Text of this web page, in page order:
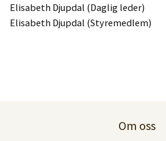
Elisabeth Djupdal (Daglig leder)
Elisabeth Djupdal (Styremedlem)
Om oss